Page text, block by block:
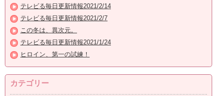
テレビる毎日更新情報2021/2/14
テレビる毎日更新情報2021/2/7
この冬は、異次元。
テレビる毎日更新情報2021/1/24
ヒロイン、第一の試練！
カテゴリー